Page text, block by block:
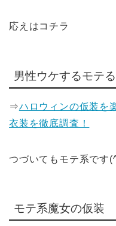
応えはコチラ
男性ウケするモテ
⇒ハロウィンの仮装を
衣装を徹底調査！
つづいてもモテ系です
モテ系魔女の仮装